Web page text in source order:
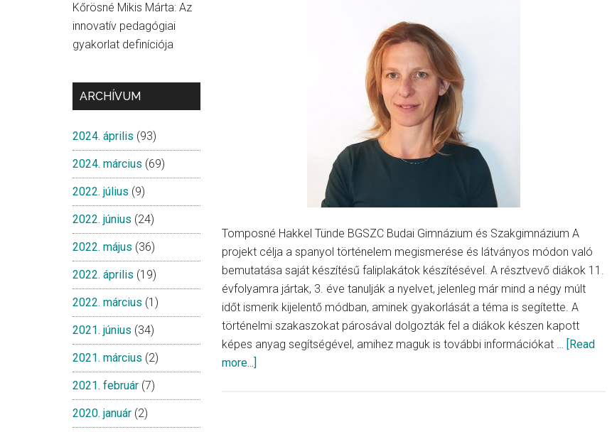
Tomposné Hakkel Tünde BGSZC Budai Gimnázium és Szakgimnázium A
projekt célja a spanyol történelem megismerése és látványos módon való
bemutatása saját készítésű faliplakátok készítésével. A résztvevő diákok 11.
évfolyamra jártak, 3. éve tanulják a nyelvet, jelenleg már mind a négy múlt
időt ismerik kijelentő módban, aminek gyakorlását a téma is segítette. A
történelmi szakaszokat párosával dolgozták fel a diákok készen kapott
képes anyag segítségével, amihez maguk is további információkat … [Read
more...]
Kőrösné Mikis Márta: Az
innovatív pedagógiai
gyakorlat definíciója
ARCHÍVUM
2024. április (93)
2024. március (69)
2022. július (9)
2022. június (24)
2022. május (36)
2022. április (19)
2022. március (1)
2021. június (34)
2021. március (2)
2021. február (7)
2020. január (2)